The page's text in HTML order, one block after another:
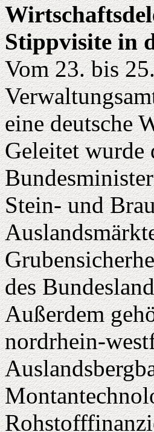
Stippvisite in
Vom 23. bis
eine deutsche
Geleitet
Stein- und
des
Außerdem
nordrhein-